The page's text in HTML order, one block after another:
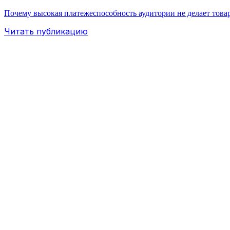
Почему высокая платежеспособность аудитории не делает
Читать публикацию